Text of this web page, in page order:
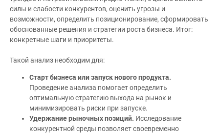
силы и слабости конкурентов, оценить угрозы и
возможности, определить позиционирование, сформировать
обоснованные решения и стратегии роста бизнеса. Итог:
конкретные шаги и приоритеты.
Такой анализ необходим для:
Старт бизнеса или запуск нового продукта.
Проведение анализа помогает определить
оптимальную стратегию выхода на рынок и
минимизировать риски при запуске.
Удержание рыночных позиций. Исследование
конкурентной среды позволяет своевременно